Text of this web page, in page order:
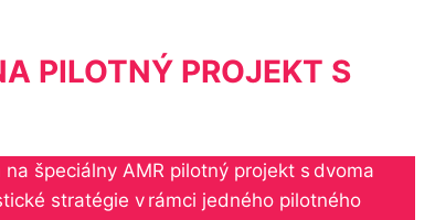
PILOTNÝ PROJEKT S
na špeciálny AMR pilotný projekt s dvoma
stratégie v rámci jedného pilotného